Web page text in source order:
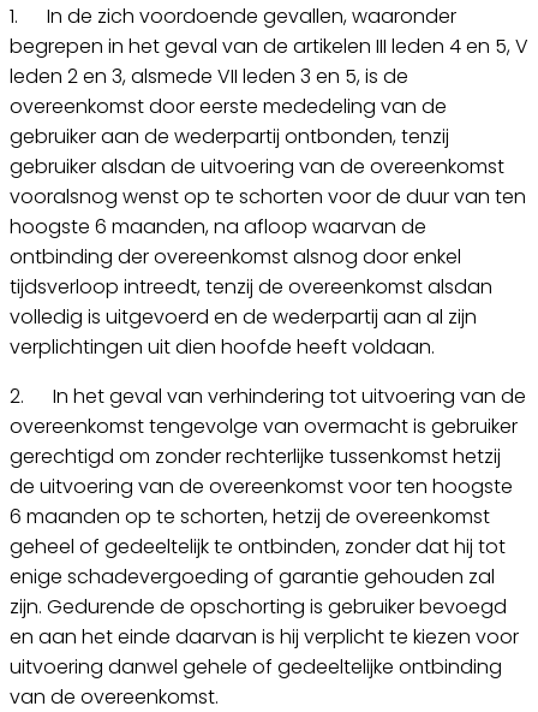
1. In de zich voordoende gevallen, waaronder
begrepen in het geval van de artikelen III leden 4 en 5, V
leden 2 en 3, alsmede VII leden 3 en 5, is de
overeenkomst door eerste mededeling van de
gebruiker aan de wederpartij ontbonden, tenzij
gebruiker alsdan de uitvoering van de overeenkomst
vooralsnog wenst op te schorten voor de duur van ten
hoogste 6 maanden, na afloop waarvan de
ontbinding der overeenkomst alsnog door enkel
tijdsverloop intreedt, tenzij de overeenkomst alsdan
volledig is uitgevoerd en de wederpartij aan al zijn
verplichtingen uit dien hoofde heeft voldaan.
2. In het geval van verhindering tot uitvoering van de
overeenkomst tengevolge van overmacht is gebruiker
gerechtigd om zonder rechterlijke tussenkomst hetzij
de uitvoering van de overeenkomst voor ten hoogste
6 maanden op te schorten, hetzij de overeenkomst
geheel of gedeeltelijk te ontbinden, zonder dat hij tot
enige schadevergoeding of garantie gehouden zal
zijn. Gedurende de opschorting is gebruiker bevoegd
en aan het einde daarvan is hij verplicht te kiezen voor
uitvoering danwel gehele of gedeeltelijke ontbinding
van de overeenkomst.